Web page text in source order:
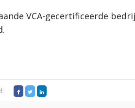
VCA-gecertificeerde